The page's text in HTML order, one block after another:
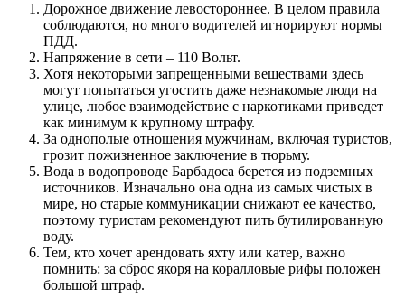
Дорожное движение левостороннее. В целом правила
соблюдаются, но много водителей игнорируют нормы
ПДД.
Напряжение в сети – 110 Вольт.
Хотя некоторыми запрещенными веществами здесь
могут попытаться угостить даже незнакомые люди на
улице, любое взаимодействие с наркотиками приведет
как минимум к крупному штрафу.
За однополые отношения мужчинам, включая туристов,
грозит пожизненное заключение в тюрьму.
Вода в водопроводе Барбадоса берется из подземных
источников. Изначально она одна из самых чистых в
мире, но старые коммуникации снижают ее качество,
поэтому туристам рекомендуют пить бутилированную
воду.
Тем, кто хочет арендовать яхту или катер, важно
помнить: за сброс якоря на коралловые рифы положен
большой штраф.